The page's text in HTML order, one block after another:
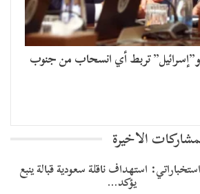
و”إسرائيل” تربط أي انسحاب من جنوب
الاخيرة
استهداف ناقلة سعودية قبالة ينبع
يؤكد…